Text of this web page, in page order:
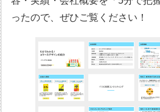
ったので、ぜひご覧ください！